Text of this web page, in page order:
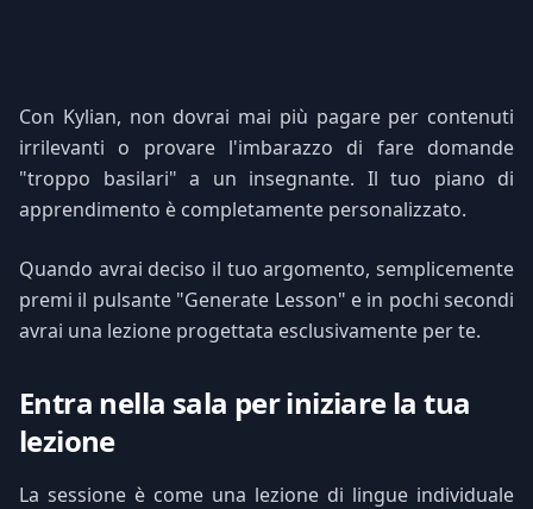
Con Kylian, non dovrai mai più pagare per contenuti
irrilevanti o provare l'imbarazzo di fare domande
"troppo basilari" a un insegnante. Il tuo piano di
apprendimento è completamente personalizzato.
Quando avrai deciso il tuo argomento, semplicemente
premi il pulsante "Generate Lesson" e in pochi secondi
avrai una lezione progettata esclusivamente per te.
Entra nella sala per iniziare la tua
lezione
La sessione è come una lezione di lingue individuale